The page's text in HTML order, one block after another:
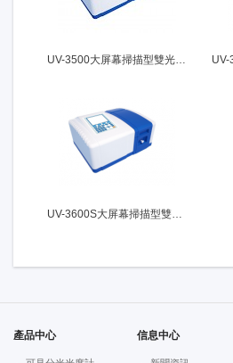
產品中心 信息中心